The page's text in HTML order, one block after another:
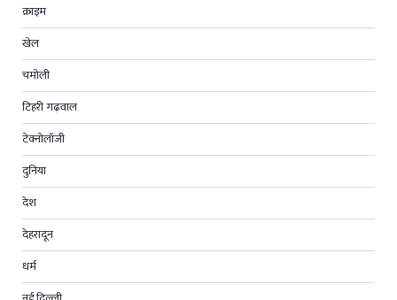
क्राइम
खेल
चमोली
टिहरी गढ़वाल
टेक्नोलॉजी
दुनिया
देश
देहरादून
धर्म